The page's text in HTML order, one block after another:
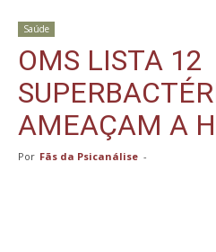
Saúde
OMS LISTA 12
AMEAÇAM A
Por Fãs da Psicanálise -